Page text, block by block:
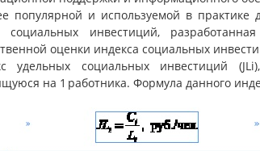
популярной и используемой в практике
социальных инвестиций,
оценки индекса социальных
удельных социальных инвестиций
на 1 работника. Формула данного